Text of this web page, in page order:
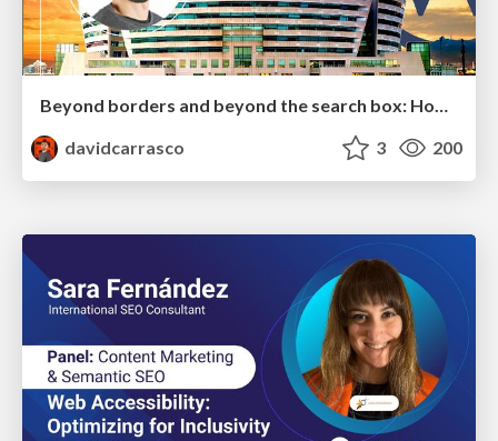
Beyond borders and beyond the search box: How to win the global "messy middle" with AI-driven SEO
davidcarrasco
3 200